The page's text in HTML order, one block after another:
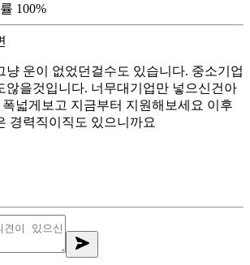
100%
냥 운이 없었던걸수도 있습니다. 중소기업
않을것입니다. 너무대기업만 넣으신건아
폭넓게보고 지금부터 지원해보세요 이후
경력직이직도 있으니까요